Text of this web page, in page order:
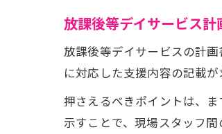
放課後等デイサービス
放課後等デイサービスの計
に対応した支援内容の記載
押さえるべきポイントは、
示すことで、現場スタッフ